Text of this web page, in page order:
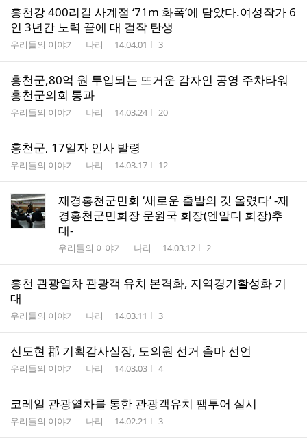
홍천강 400리길 사계절 ‘71m 화폭’에 담았다.여성작가 6
인 3년간 노력 끝에 대 걸작 탄생
게시판명
우리들의 이야기 작성자
나리 작성시간
14.04.01 조회수
3
홍천군,80억 원 투입되는 뜨거운 감자인 공영 주차타워
홍천군의회 통과
게시판명
우리들의 이야기 작성자
나리 작성시간
14.03.24 조회수
20
홍천군, 17일자 인사 발령
게시판명
우리들의 이야기 작성자
나리 작성시간
14.03.17 조회수
12
재경홍천군민회 ‘새로운 출발의 깃 올렸다’ -재
경홍천군민회장 문원국 회장(엔알디 회장)추
대-
게시판명
우리들의 이야기 작성자
나리 작성시간
14.03.12 조회수
2
홍천 관광열차 관광객 유치 본격화, 지역경기활성화 기
대
게시판명
우리들의 이야기 작성자
나리 작성시간
14.03.11 조회수
3
신도현 郡 기획감사실장, 도의원 선거 출마 선언
게시판명
우리들의 이야기 작성자
나리 작성시간
14.03.03 조회수
4
코레일 관광열차를 통한 관광객유치 팸투어 실시
게시판명
우리들의 이야기 작성자
나리 작성시간
14.02.21 조회수
3